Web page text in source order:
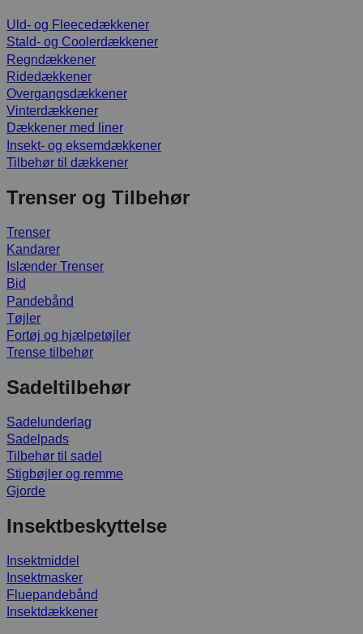
Uld- og Fleecedækkener
Stald- og Coolerdækkener
Regndækkener
Ridedækkener
Overgangsdækkener
Vinterdækkener
Dækkener med liner
Insekt- og eksemdækkener
Tilbehør til dækkener
Trenser og Tilbehør
Trenser
Kandarer
Islænder Trenser
Bid
Pandebånd
Tøjler
Fortøj og hjælpetøjler
Trense tilbehør
Sadeltilbehør
Sadelunderlag
Sadelpads
Tilbehør til sadel
Stigbøjler og remme
Gjorde
Insektbeskyttelse
Insektmiddel
Insektmasker
Fluepandebånd
Insektdækkener